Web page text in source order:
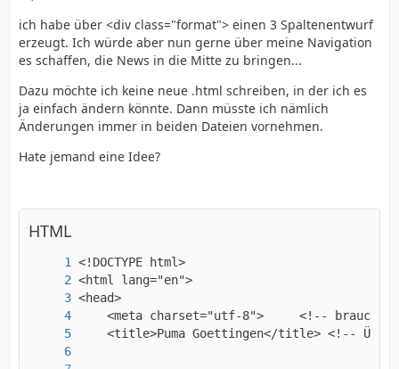
ich habe über <div class="format"> einen 3 Spaltenentwurf
erzeugt. Ich würde aber nun gerne über meine Navigation
es schaffen, die News in die Mitte zu bringen...
Dazu möchte ich keine neue .html schreiben, in der ich es
ja einfach ändern könnte. Dann müsste ich nämlich
Änderungen immer in beiden Dateien vornehmen.
Hate jemand eine Idee?
HTML